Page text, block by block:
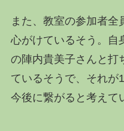
また、教室の参加者全
心がけているそう。自
の陣内貴美子さんと打
ているそうで、それが
今後に繋がると考えて